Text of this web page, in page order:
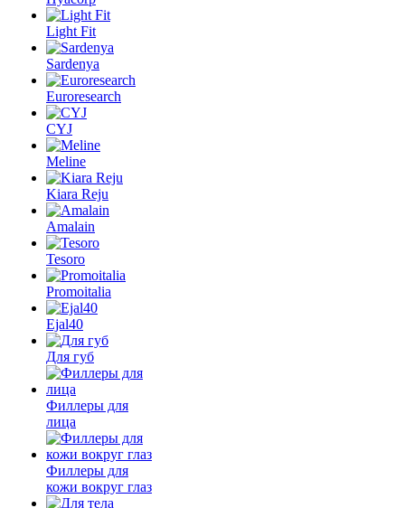
Light Fit
Sardenya
Euroresearch
CYJ
Meline
Kiara Reju
Amalain
Tesoro
Promoitalia
Ejal40
Для губ
Филлеры для
лица
Филлеры для
кожи вокруг глаз